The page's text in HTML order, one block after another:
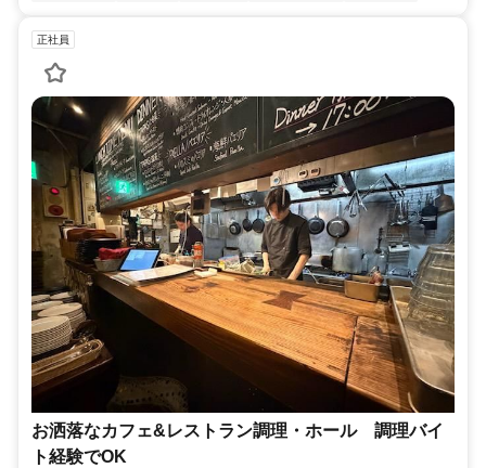
正社員
お洒落なカフェ&レストラン調理・ホール 調理バイ
ト経験でOK